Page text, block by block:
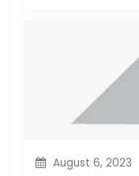
August 6, 2023